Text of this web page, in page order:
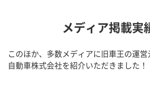
メディア掲載実
このほか、多数メディアに旧車王の運
自動車株式会社を紹介いただきました！